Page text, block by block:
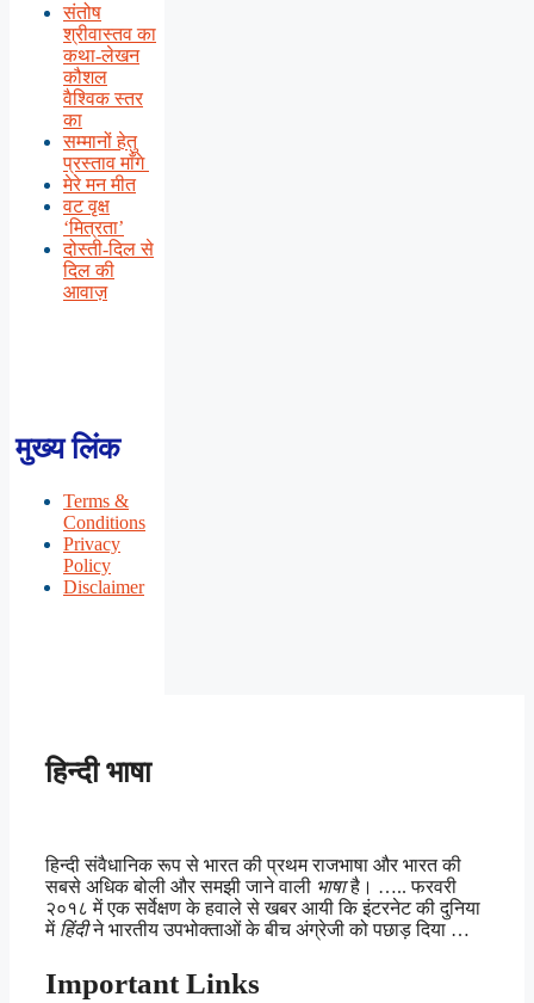
संतोष
श्रीवास्तव का
कथा-लेखन
कौशल
वैश्विक स्तर
का
सम्मानों हेतु
प्रस्ताव माँगे
मेरे मन मीत
वट वृक्ष
‘मित्रता’
दोस्ती-दिल से
दिल की
आवाज़
मुख्य लिंक
Terms &
Conditions
Privacy
Policy
Disclaimer
हिन्दी भाषा
हिन्दी संवैधानिक रूप से भारत की प्रथम राजभाषा और भारत की
सबसे अधिक बोली और समझी जाने वाली भाषाहै। ….. फरवरी
२०१८ में एक सर्वेक्षण के हवाले से खबर आयी कि इंटरनेट की दुनिया
में हिंदीने भारतीय उपभोक्ताओं के बीच अंग्रेजी को पछाड़ दिया …
Important Links